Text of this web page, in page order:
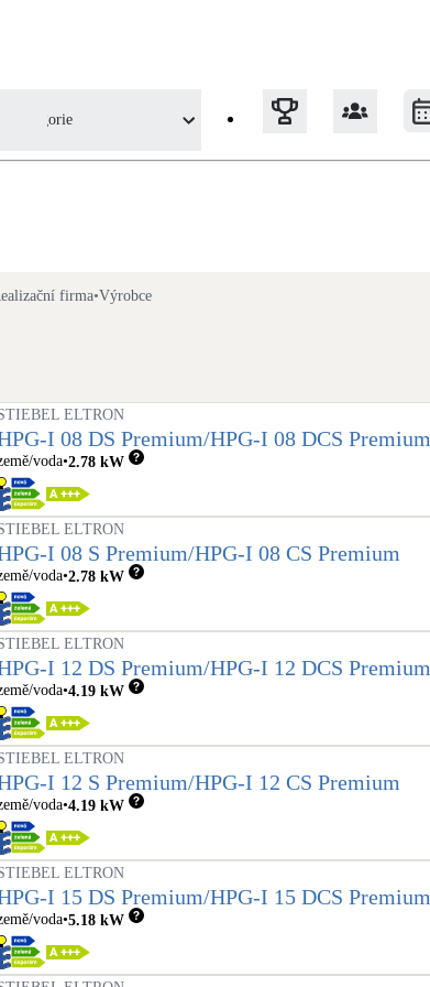
Kategorie
Okna / dveře
Balkonové sestavy
Bateriové úložiště
Pouze velké BESS
Šedá i černá odpadní voda
Retence deštové vody
Akumulace dešťovky
firma•Výrobce
ELTRON
I 08 DS Premium/HPG-I 08 DCS Premium
voda 2.78 kW
ELTRON
I 08 S Premium/HPG-I 08 CS Premium
voda 2.78 kW
ELTRON
I 12 DS Premium/HPG-I 12 DCS Premium
voda 4.19 kW
ELTRON
I 12 S Premium/HPG-I 12 CS Premium
voda 4.19 kW
ELTRON
I 15 DS Premium/HPG-I 15 DCS Premium
voda 5.18 kW